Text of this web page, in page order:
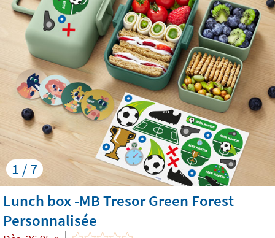
1 / 7
Lunch box -MB Tresor Green Forest
Personnalisée